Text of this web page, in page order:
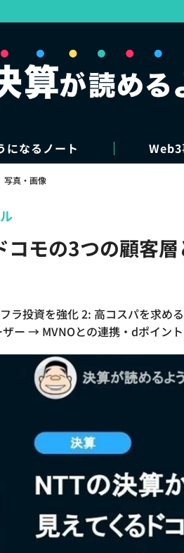
になるノート Web3
写真・画像
モの3つの顧客
ラ投資を強化 2: 高コスパを求め
ー → MVNOとの連携・dポイン